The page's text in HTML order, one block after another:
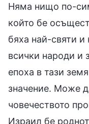
Няма нищо по-
който бе
бяха най-святи
всички народи и
епоха в тази
значение. Може
човечеството
Израил бе